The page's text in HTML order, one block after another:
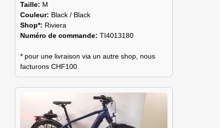
Taille: M
Couleur: Black / Black
Shop*: Riviera
Numéro de commande: TI4013180
* pour une livraison via un autre shop, nous
facturons CHF100